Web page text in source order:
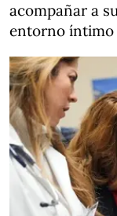
acompañar a
entorno íntimo